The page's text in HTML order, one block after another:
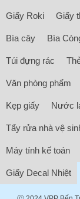
Giấy Roki Giấy
Bìa cây Bìa
Túi đựng rác
Văn phòng phẩm
Kẹp giấy Nước
Tẩy rửa nhà vệ
Máy tính kế toán
Giấy Decal Nhiệt